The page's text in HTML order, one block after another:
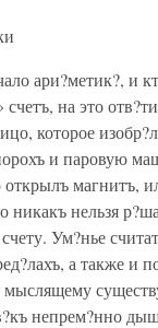
ари?метик?, и
на это
которое
и паровую
открылъ магнитъ,
никакъ нельзя
Ум?нье
а также и
непрем?нно